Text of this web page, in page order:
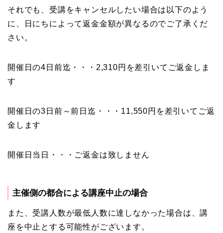
それでも、受講をキャンセルしたい場合は以下のよう
に、日にちによって返金金額が異なるのでご了承くだ
さい。
開催日の4日前迄・・・2,310円を差引いてご返金しま
す
開催日の3日前～前日迄・・・11,550円を差引いてご返
金します
開催日当日・・・ご返金は致しません
主催側の都合による講座中止の場合
また、受講人数が最低人数に達しなかった場合は、講
座を中止とする可能性がございます。